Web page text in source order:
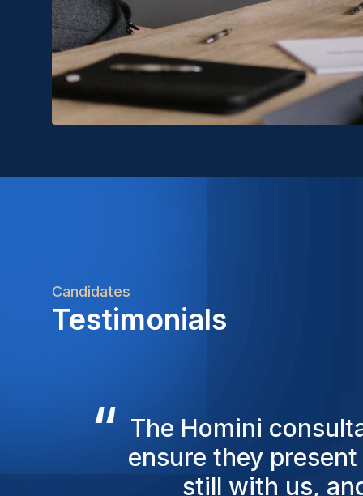
Candidates
Testimonials
“
The results have
closed over 20
connect